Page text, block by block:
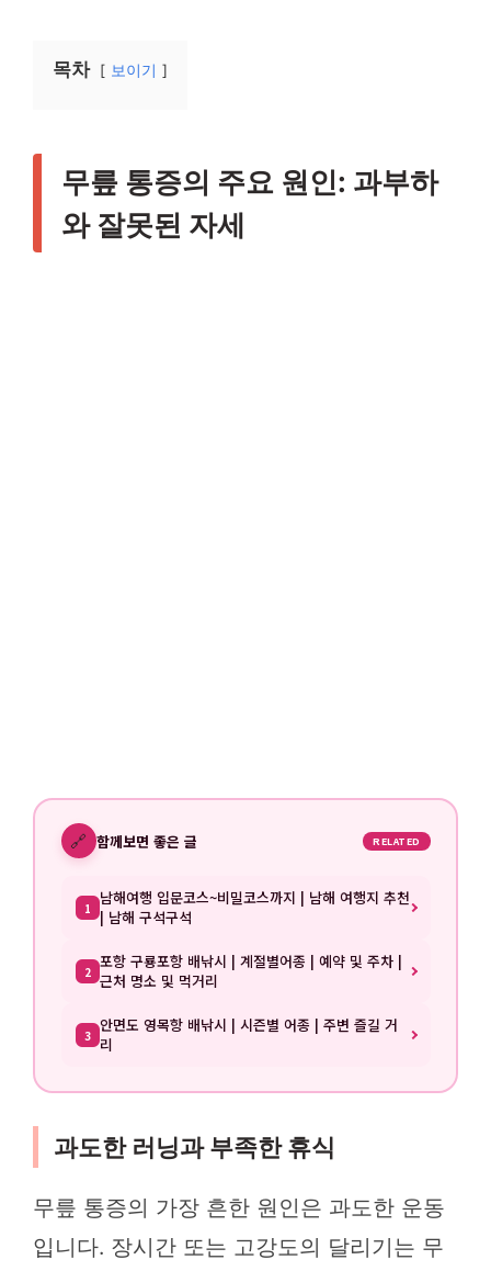
목차 보이기
무릎 통증의 주요 원인: 과부하
와 잘못된 자세
🔗 함께보면 좋은 글 RELATED
1 남해여행 입문코스~비밀코스까지 | 남해 여행지 추천
| 남해 구석구석
2 포항 구룡포항 배낚시 | 계절별어종 | 예약 및 주차 |
근처 명소 및 먹거리
3 안면도 영목항 배낚시 | 시즌별 어종 | 주변 즐길 거
리
과도한 러닝과 부족한 휴식
무릎 통증의 가장 흔한 원인은 과도한 운동
입니다. 장시간 또는 고강도의 달리기는 무